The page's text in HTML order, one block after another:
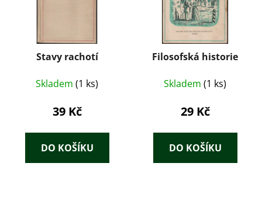
Stavy rachotí
Skladem (1 ks)
39 Kč
DO KOŠÍKU
Filosofská historie
Skladem (1 ks)
29 Kč
DO KOŠÍKU